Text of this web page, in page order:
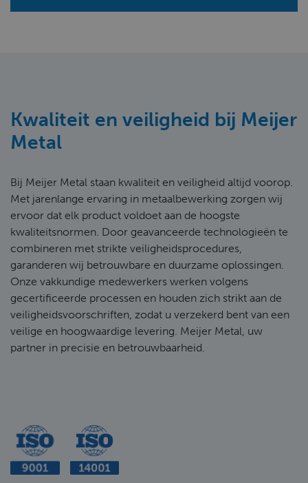
Kwaliteit en veiligheid bij Meijer
Metal
Bij Meijer Metal staan kwaliteit en veiligheid altijd voorop.
Met jarenlange ervaring in metaalbewerking zorgen wij
ervoor dat elk product voldoet aan de hoogste
kwaliteitsnormen. Door geavanceerde technologieën te
combineren met strikte veiligheidsprocedures,
garanderen wij betrouwbare en duurzame oplossingen.
Onze vakkundige medewerkers werken volgens
gecertificeerde processen en houden zich strikt aan de
veiligheidsvoorschriften, zodat u verzekerd bent van een
veilige en hoogwaardige levering. Meijer Metal, uw
partner in precisie en betrouwbaarheid.